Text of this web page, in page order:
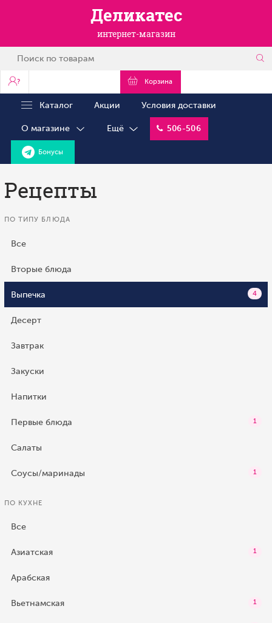
Деликатес
интернет-магазин
? Корзина
Каталог Акции Условия доставки
О магазине Ещё 506-506
Бонусы
Рецепты
ПО ТИПУ БЛЮДА
Все
Вторые блюда
Выпечка 4
Десерт
Завтрак
Закуски
Напитки
Первые блюда 1
Салаты
Соусы/маринады 1
ПО КУХНЕ
Все
Азиатская 1
Арабская
Вьетнамская 1